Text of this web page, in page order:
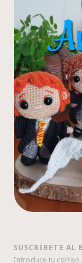
SUSCRÍBETE AL
Introduce tu correo